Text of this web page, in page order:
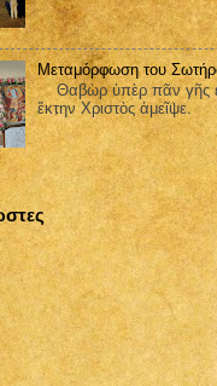
Μεταμόρφωση του
Θαβὼρ ὑπὲρ πᾶν γῆς
ἕκτην Χριστὸς ἀμεῖψε.